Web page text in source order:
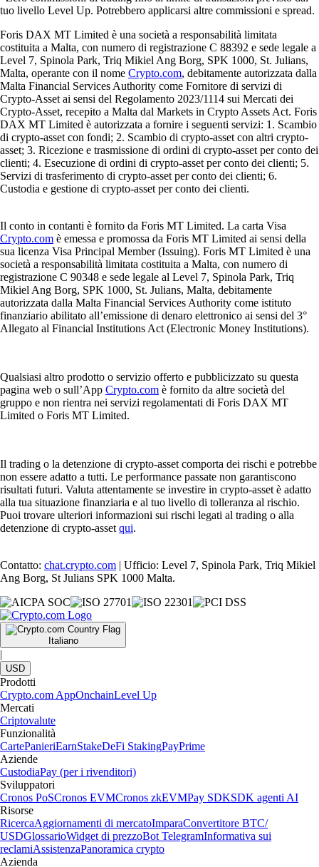
tuo livello Level Up. Potrebbero applicarsi altre commissioni e spread.
Foris DAX MT Limited è una società a responsabilità limitata
costituita a Malta, con numero di registrazione C 88392 e sede legale a
Level 7, Spinola Park, Triq Mikiel Ang Borg, SPK 1000, St. Julians,
Malta, operante con il nome Crypto.com, debitamente autorizzata dalla
Malta Financial Services Authority come Fornitore di servizi di
Crypto-Asset ai sensi del Regolamento 2023/1114 sui Mercati dei
Crypto-Asset, recepito a Malta dal Markets in Crypto Assets Act. Foris
DAX MT Limited è autorizzata a fornire i seguenti servizi: 1. Scambio
di crypto-asset con fondi; 2. Scambio di crypto-asset con altri crypto-
asset; 3. Ricezione e trasmissione di ordini di crypto-asset per conto dei
clienti; 4. Esecuzione di ordini di crypto-asset per conto dei clienti; 5.
Servizi di trasferimento di crypto-asset per conto dei clienti; 6.
Custodia e gestione di crypto-asset per conto dei clienti.
Il conto in contanti è fornito da Foris MT Limited. La carta Visa
Crypto.com è emessa e promossa da Foris MT Limited ai sensi della
sua licenza Visa Principal Member (Issuing). Foris MT Limited è una
società a responsabilità limitata costituita a Malta, con numero di
registrazione C 90348 e sede legale al Level 7, Spinola Park, Triq
Mikiel Ang Borg, SPK 1000, St. Julians, Malta, debitamente
autorizzata dalla Malta Financial Services Authority come istituto
finanziario abilitato all’emissione di denaro elettronico ai sensi del 3°
Allegato al Financial Institutions Act (Electronic Money Institutions).
Qualsiasi altro prodotto o servizio offerto e pubblicizzato su questa
pagina web o sull’App Crypto.com è fornito da altre società del
gruppo e non rientra nei servizi regolamentati di Foris DAX MT
Limited o Foris MT Limited.
Il trading o la detenzione di crypto-asset comporta dei rischi e potrebbe
non essere adatto a tutti. Le performance passate non garantiscono
risultati futuri. Valuta attentamente se investire in crypto-asset è adatto
alla tua situazione finanziaria e al tuo livello di tolleranza al rischio.
Puoi trovare ulteriori informazioni sui rischi legati al trading o alla
detenzione di crypto-asset qui.
Contatto: chat.crypto.com | Ufficio: Level 7, Spinola Park, Triq Mikiel
Ang Borg, St Julians SPK 1000 Malta.
Italiano
|
USD
Prodotti
Crypto.com AppOnchainLevel Up
Mercati
Criptovalute
Funzionalità
CartePanieriEarnStakeDeFi StakingPayPrime
Aziende
CustodiaPay (per i rivenditori)
Sviluppatori
Cronos PoSCronos EVMCronos zkEVMPay SDKSDK agenti AI
Risorse
RicercaAggiornamenti di mercatoImparaConvertitore BTC/
USDGlossarioWidget di prezzoBot TelegramInformativa sui
reclamiAssistenzaPanoramica crypto
Azienda